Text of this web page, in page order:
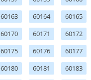
60163 60164
60165
60170 60171
60172
60175 60176
60177
60180 60181
60183